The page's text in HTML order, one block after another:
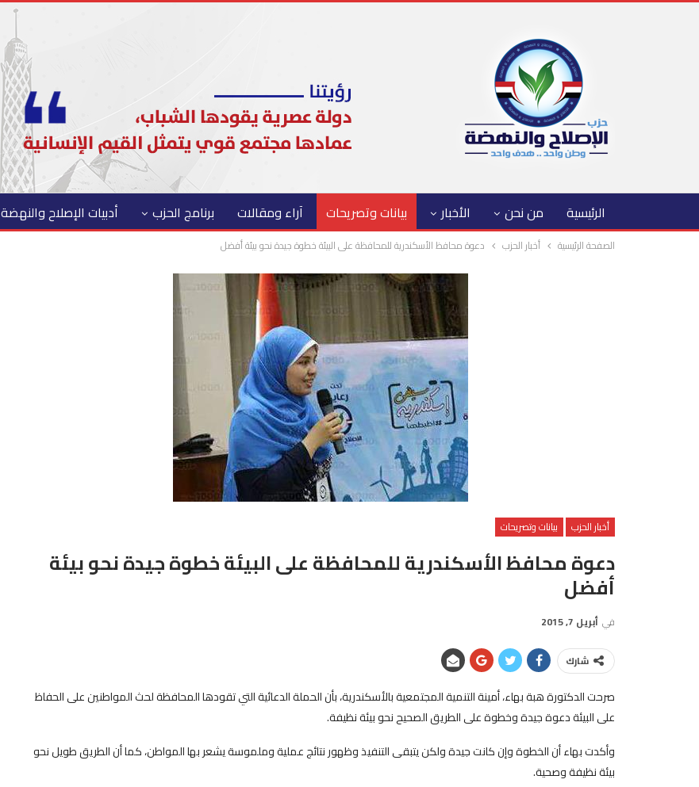
الرئيسية من نحن الأخبار بيانات وتصريحات آراء ومقالات برنامج الحزب أدبيات الإصلاح والنهضة
الصفحة الرئيسية أخبار الحزب دعوة محافظ الأسكندرية للمحافظة على البيئة خطوة جيدة نحو بيئة أفضل
أخبار الحزب بيانات وتصريحات
دعوة محافظ الأسكندرية للمحافظة على البيئة خطوة جيدة نحو بيئة
أفضل
في أبريل 7, 2015
شارك
صرحت الدكتورة هبة بهاء، أمينة التنمية المجتمعية بالأسكندرية، بأن الحملة الدعائية التي تقودها المحافظة لحث المواطنين على الحفاظ
على البيئة دعوة جيدة وخطوة على الطريق الصحيح نحو بيئة نظيفة.
وأكدت بهاء أن الخطوة وإن كانت جيدة ولكن يتبقى التنفيذ وظهور نتائج عملية وملموسة يشعر بها المواطن، كما أن الطريق طويل نحو
بيئة نظيفة وصحية.